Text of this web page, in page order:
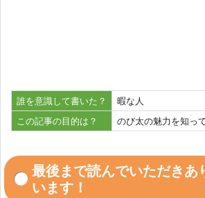
誰を意識して書いた？
暇な人
この記事の目的は？
のび太の魅力を知っ
最後まで読んでいただきあ
います！